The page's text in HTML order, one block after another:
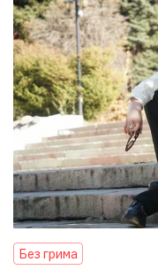
Без грима